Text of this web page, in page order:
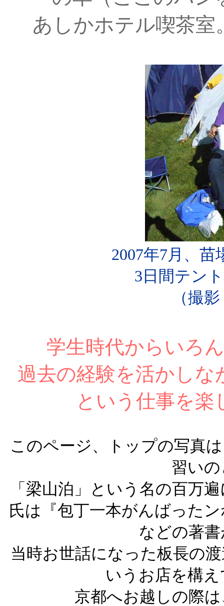
あしかホテル喫茶室
2007年7月、苗
3日間テン
（撮
学生時代からいろ
過去の経験を活かし
という仕事を
このページ、トップの写真
習い
「梁山泊」という名の百万
氏は『包丁一本がんばった
などの著
当時お世話になった板長の
いうお店を構
京都へお越しの際